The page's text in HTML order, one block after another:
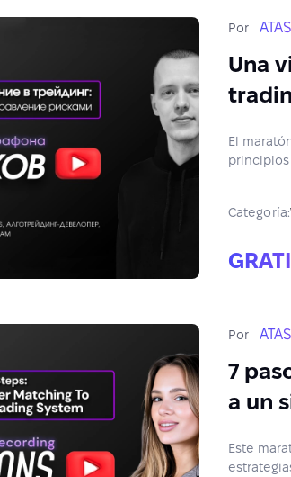
Por ATAS
Una
El
Categoría:
Por ATAS
7
a un
Este